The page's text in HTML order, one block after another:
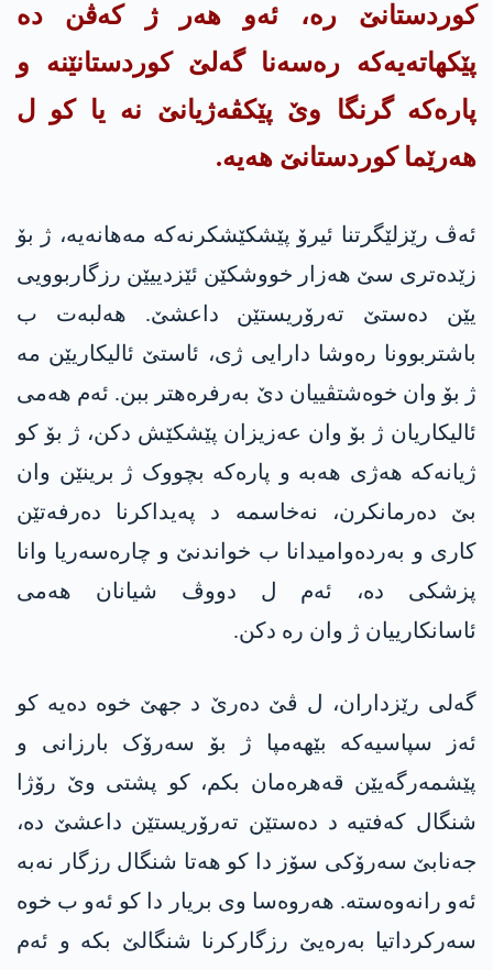
کوردستانێ رە، ئەو هەر ژ کەڤن دە
پێکهاتەیەکە رەسەنا گەلێ کوردستانێنە و
پارەکە گرنگا وێ پێکڤه‌ژیانێ نە یا کو ل
هەرێما کوردستانێ هەیە.
ئەڤ رێزلێگرتنا ئیرۆ پێشکێشکرنەکە مەهانەیە، ژ بۆ
زێدەتری سێ هەزار خووشکێن ئێزدییێن رزگاربوویی
یێن دەستێ ته‌رۆریستێن داعشێ. هەلبەت ب
باشتربوونا رەوشا دارایی ژی، ئاستێ ئالیکاریێن مە
ژ بۆ وان خوەشتڤییان دێ بەرفرەهتر ببن. ئەم هەمی
ئالیکاریان ژ بۆ وان عەزیزان پێشکێش دکن، ژ بۆ کو
ژیانەکە هەژی هەبە و پارەکە بچووک ژ برینێن وان
بێ دەرمانکرن، نه‌خاسمه‌ د پەیداکرنا دەرفەتێن
کاری و بەردەوامیدانا ب خواندنێ و چارەسەریا وانا
پزشکی دە، ئەم ل دووڤ شیانان هەمی
ئاسانكارییان ژ وان رە دکن.
گەلی رێزداران، ل ڤێ دەرێ د جهێ خوە دەیە کو
ئەز سپاسیەکە بێهەمپا ژ بۆ سەرۆک بارزانی و
پێشمەرگەیێن قەهرەمان بکم، کو پشتی وێ رۆژا
شنگال کەفتیە د دەستێن ته‌رۆریستێن داعشێ دە،
جەنابێ سەرۆکی سۆز دا کو هەتا شنگال رزگار نەبە
ئەو رانەوەستە. هەروەسا وی بریار دا کو ئەو ب خوە
سەرکرداتیا بەرەیێ رزگارکرنا شنگالێ بکە و ئەم